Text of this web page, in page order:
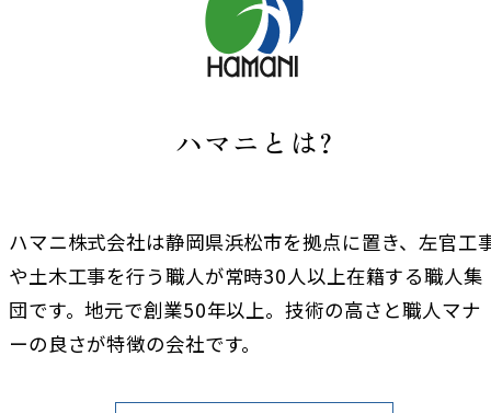
ハマニとは?
ハマニ株式会社は静岡県浜松市を拠点に置き、左官工
や土木工事を行う職人が常時30人以上在籍する職人集
団です。地元で創業50年以上。技術の高さと職人マナ
ーの良さが特徴の会社です。